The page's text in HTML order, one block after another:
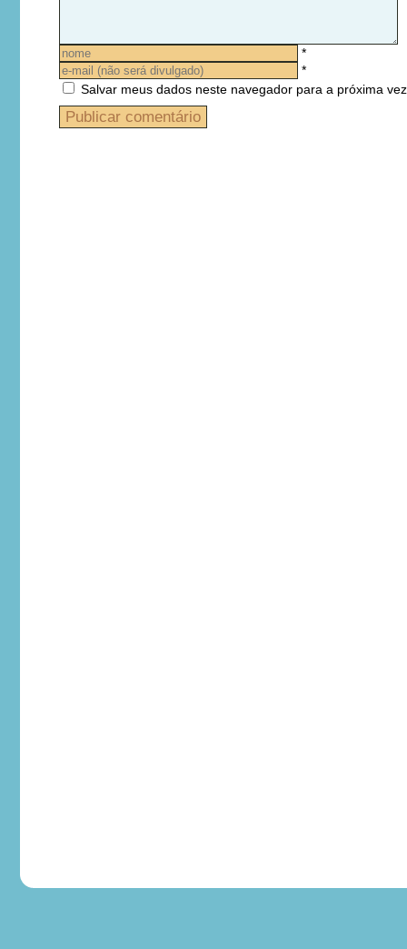
*
*
Salvar meus dados neste navegador para a próxima